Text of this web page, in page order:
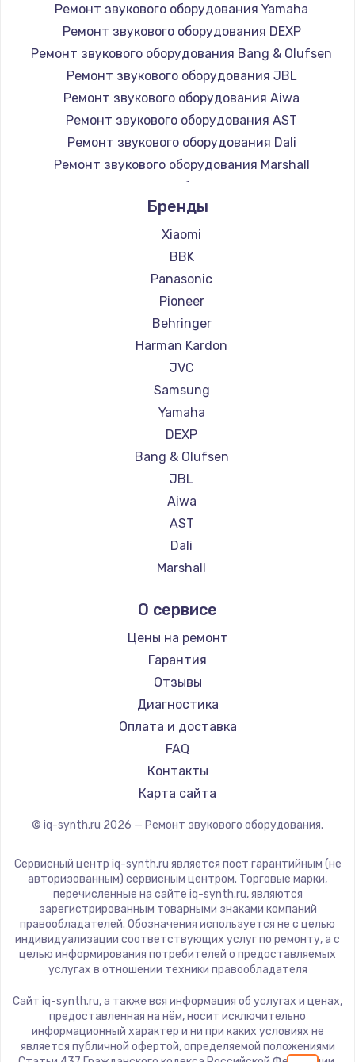
Заказать
Замена микросхемы NFC
1100 руб.
Заказать
Замена шим-контроллера
3900 руб.
Заказать
Настройка Wi-Fi
1030 руб.
Заказать
Замена вебкамеры
1260 руб.
Заказать
725 руб.
Заказать
Замена жесткого диска
750 руб.
Заказать
Ремонт цепей питания
2500 руб.
Заказать
Замена видеокарты
1600 руб.
Заказать
Ремонт разъема питания
880 руб.
Замена видеочипа
2745 руб.
Заказать
Замена северного моста
2600 руб.
Заказать
Ремонт звукового оборудования Yamaha
Ремонт звукового оборудования DEXP
Ремонт звукового оборудования Bang & Olufsen
Ремонт звукового оборудования JBL
Ремонт звукового оборудования Aiwa
Ремонт звукового оборудования AST
Ремонт звукового оборудования Dali
Ремонт звукового оборудования Marshall
Ремонт звукового оборудования Supra
Бренды
Xiaomi
BBK
Panasonic
Pioneer
Behringer
Harman Kardon
JVC
Samsung
Yamaha
DEXP
Bang & Olufsen
JBL
Aiwa
AST
Dali
Marshall
О сервисе
Цены на ремонт
Гарантия
Отзывы
Диагностика
Оплата и доставка
FAQ
Контакты
Карта сайта
© iq-synth.ru 2026 — Ремонт звукового оборудования.
Сервисный центр iq-synth.ru является пост гарантийным (не
авторизованным) сервисным центром. Торговые марки,
перечисленные на сайте iq-synth.ru, являются
зарегистрированным товарными знаками компаний
правообладателей. Обозначения используется не с целью
индивидуализации соответствующих услуг по ремонту, а с
целью информирования потребителей о предоставляемых
услугах в отношении техники правообладателя
Сайт iq-synth.ru, а также вся информация об услугах и ценах,
предоставленная на нём, носит исключительно
информационный характер и ни при каких условиях не
является публичной офертой, определяемой положениями